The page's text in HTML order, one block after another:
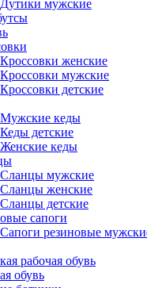
Дутики мужские
Кроссовки женские
Кроссовки мужские
Кроссовки детские
Мужские кеды
Кеды детские
Женские кеды
Сланцы мужские
Сланцы женские
Сланцы детские
сапоги
Сапоги резиновые
рабочая обувь
обувь